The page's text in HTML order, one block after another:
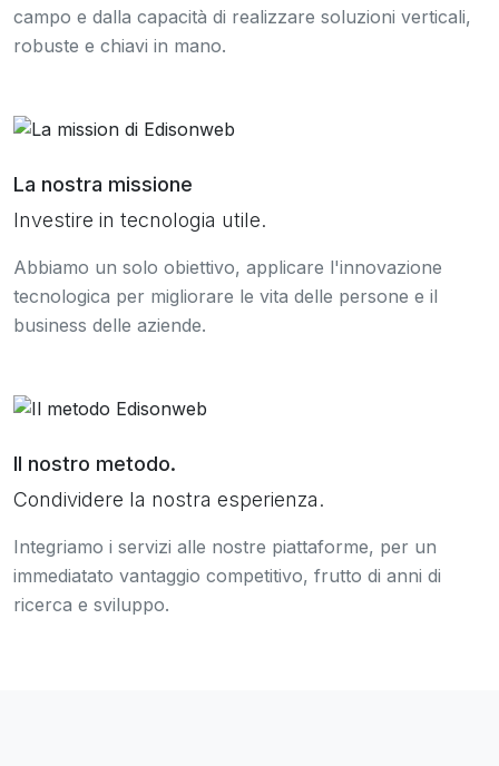
campo e dalla capacità di realizzare soluzioni verticali,
robuste e chiavi in mano.
La nostra missione
Investire in tecnologia utile.
Abbiamo un solo obiettivo, applicare l'innovazione
tecnologica per migliorare le vita delle persone e il
business delle aziende.
Il nostro metodo.
Condividere la nostra esperienza.
Integriamo i servizi alle nostre piattaforme, per un
immediatato vantaggio competitivo, frutto di anni di
ricerca e sviluppo.